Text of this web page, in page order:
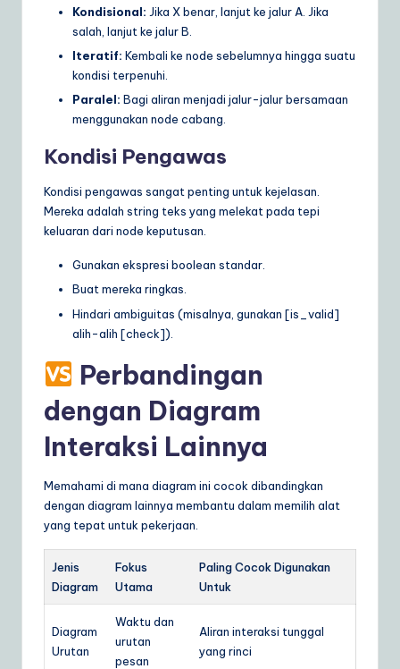
Kondisional: Jika X benar, lanjut ke jalur A. Jika
salah, lanjut ke jalur B.
Iteratif: Kembali ke node sebelumnya hingga suatu
kondisi terpenuhi.
Paralel: Bagi aliran menjadi jalur-jalur bersamaan
menggunakan node cabang.
Kondisi Pengawas
Kondisi pengawas sangat penting untuk kejelasan.
Mereka adalah string teks yang melekat pada tepi
keluaran dari node keputusan.
Gunakan ekspresi boolean standar.
Buat mereka ringkas.
Hindari ambiguitas (misalnya, gunakan [is_valid]
alih-alih [check]).
Perbandingan
dengan Diagram
Interaksi Lainnya
Memahami di mana diagram ini cocok dibandingkan
dengan diagram lainnya membantu dalam memilih alat
yang tepat untuk pekerjaan.
Jenis
Diagram
Fokus
Utama
Paling Cocok Digunakan
Untuk
Diagram
Urutan
Waktu dan
urutan
pesan
Aliran interaksi tunggal
yang rinci